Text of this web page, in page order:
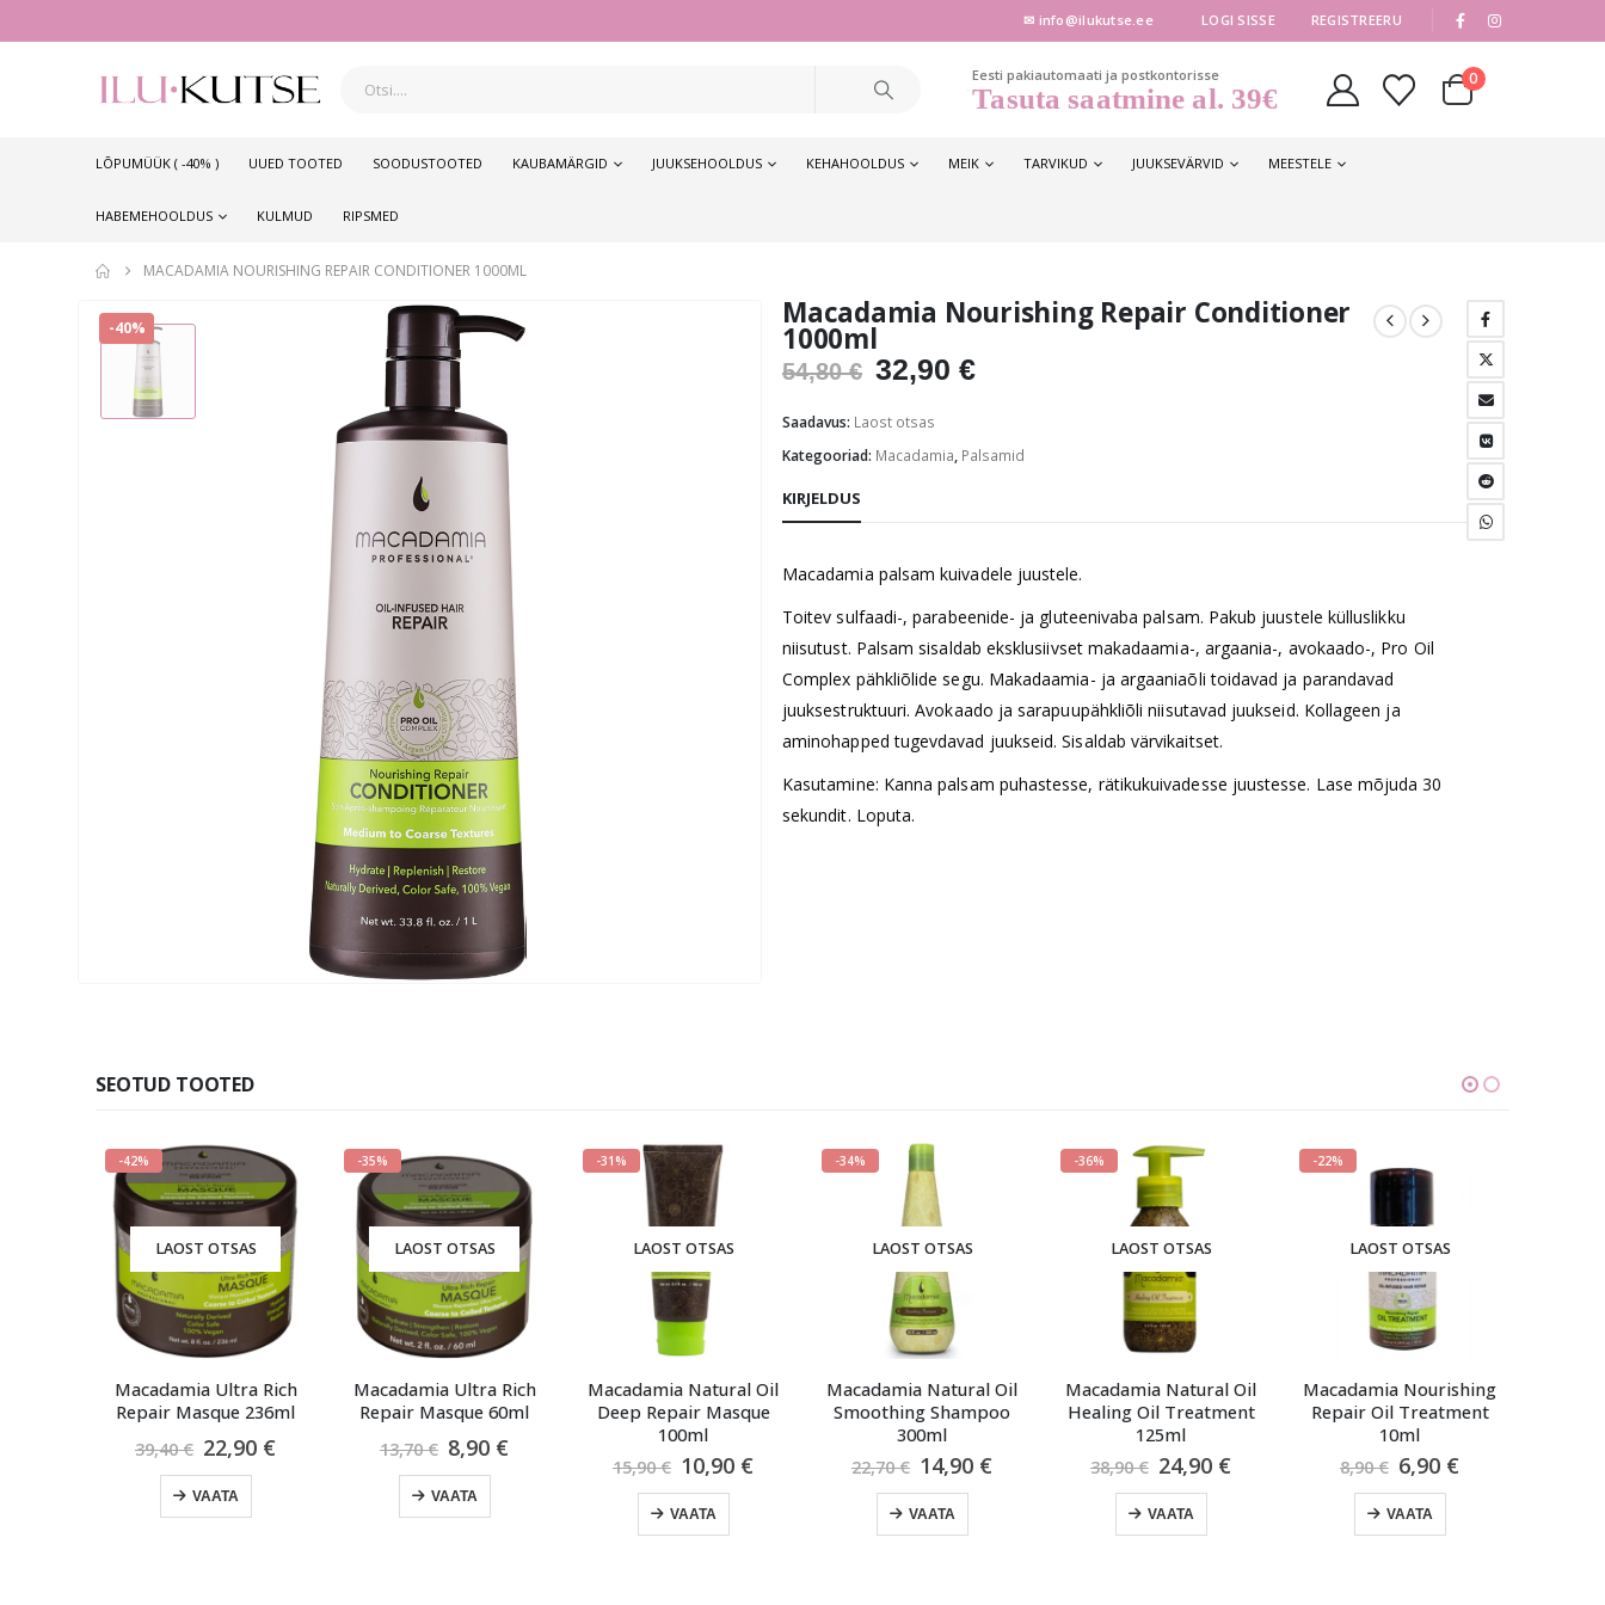
✉ info@ilukutse.ee LOGI SISSE REGISTREERU
Eesti pakiautomaati ja postkontorisse
Tasuta saatmine al. 39€
0
LÕPUMÜÜK ( -40% ) UUED TOOTED SOODUSTOOTED KAUBAMÄRGID JUUKSEHOOLDUS KEHAHOOLDUS MEIK TARVIKUD JUUKSEVÄRVID MEESTELE
HABEMEHOOLDUS KULMUD RIPSMED
MACADAMIA NOURISHING REPAIR CONDITIONER 1000ML
-40% Macadamia Nourishing Repair Conditioner
1000ml
54,80€ Algne
oli:
54,80 €.
32,90€Praegune
32,90 €.
Saadavus: Laost otsas
Kategooriad: Macadamia, Palsamid
KIRJELDUS
Macadamia palsam kuivadele juustele.
Toitev sulfaadi-, parabeenide- ja gluteenivaba palsam. Pakub juustele külluslikku
niisutust. Palsam sisaldab eksklusiivset makadaamia-, argaania-, avokaado-, Pro Oil
Complex pähkliõlide segu. Makadaamia- ja argaaniaõli toidavad ja parandavad
juuksestruktuuri. Avokaado ja sarapuupähkliõli niisutavad juukseid. Kollageen ja
aminohapped tugevdavad juukseid. Sisaldab värvikaitset.
Kasutamine: Kanna palsam puhastesse, rätikukuivadesse juustesse. Lase mõjuda 30
sekundit. Loputa.
SEOTUD TOOTED
LAOST OTSAS
Macadamia Ultra Rich
Repair Masque 236ml
Algne
hind
39,40 €.
22,90€Praegune
hind
on:
22,90 €.
-35%
LAOST OTSAS
Macadamia Ultra Rich
Repair Masque 60ml
Algne
hind
13,70 €.
8,90€Praegune
hind
on:
8,90 €.
LAOST OTSAS
Macadamia Natural Oil
Deep Repair Masque
Algne
hind
15,90 €.
10,90€Praegune
hind
on:
10,90 €.
LAOST OTSAS
Macadamia Natural Oil
Smoothing Shampoo
Algne
hind
22,70 €.
14,90€Praegune
hind
on:
14,90 €.
LAOST OTSAS
Macadamia Natural Oil
Healing Oil Treatment
Algne
hind
38,90 €.
24,90€Praegune
hind
on:
24,90 €.
LAOST OTSAS
Macadamia Nourishing
Repair Oil Treatment
Algne
hind
8,90 €.
6,90€Praegune
hind
on:
6,90 €.
Macadamia
Repair